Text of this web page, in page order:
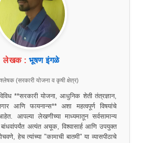
लेखक : भूषण इंगळे
(सरकारी योजना व कृषी क्षेत्र)
**सरकारी योजना, आधुनिक शेती तंत्रज्ञान,
आणि फायनान्स** अशा महत्वपूर्ण विषयांचे
आपल्या लेखणीच्या माध्यमातून सर्वसामान्य
अत्यंत अचूक, विश्वासार्ह आणि उपयुक्त
हेच त्यांच्या "कामाची बातमी" या व्यासपीठाचे